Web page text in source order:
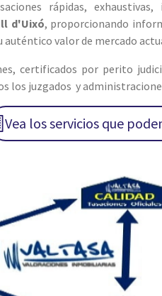
rápidas,
d'Uixó, proporcionando
auténtico valor de mercado
certificados por perito
los juzgados y
Vea los servicios que